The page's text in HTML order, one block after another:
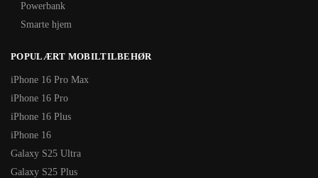
Powerbank
Smarte hjem
POPULÆRT MOBILTILBEHØR
iPhone 16 Pro Max
iPhone 16 Pro
iPhone 16 Plus
iPhone 16
Galaxy S25 Ultra
Galaxy S25 Plus